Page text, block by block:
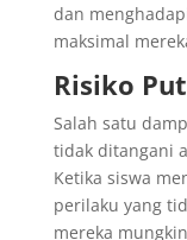
dan
maksimal
Risiko
Salah satu
tidak ditangani
Ketika siswa
perilaku yang
mereka